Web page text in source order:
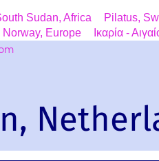
Sudan, Africa Pilatus,
Norway, Europe Ικαρία -